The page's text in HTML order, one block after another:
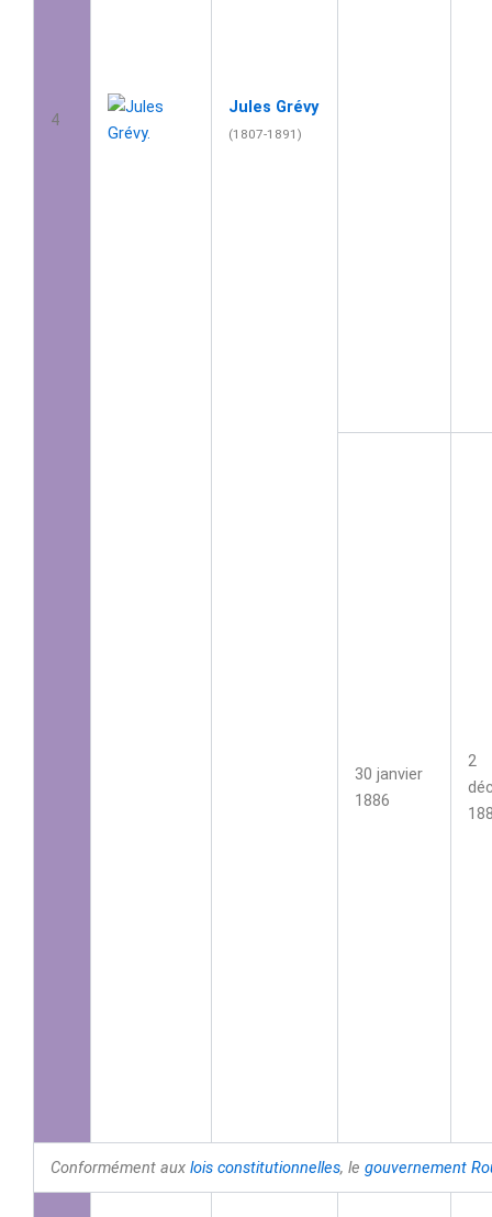
4
Jules Grévy
(1807-1891)
30 janvier
1886
2
Conformément aux lois constitutionnelles, le gouvernement